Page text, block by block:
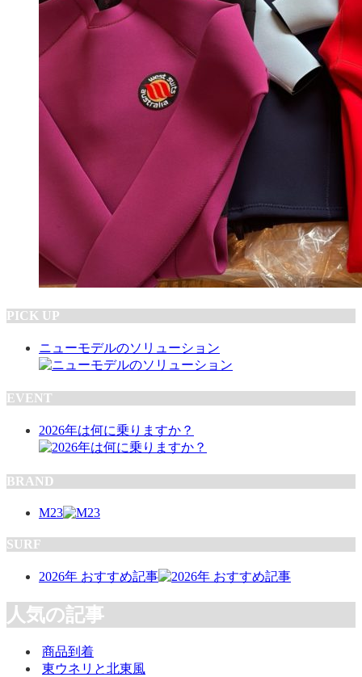
PICK UP
ニューモデルのソリューション
EVENT
2026年は何に乗りますか？
BRAND
M23
SURF
2026年 おすすめ記事
人気の記事
商品到着
東ウネリと北東風